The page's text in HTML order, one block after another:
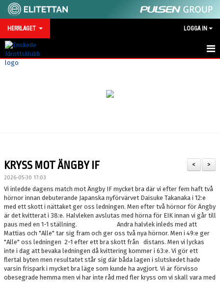
HERRLAGET LOGGA IN
HEM
BILDGALLERI
TRÄNINGSMATCHER 2026
KONTAKT
PARTNER
PLACERINGAR I DIV 2/DIV 1
>
<
KRYSS MOT ÄNGBY IF
2026-05-30 17:03
Vi inledde dagens match mot Ängby IF mycket bra där vi efter fem haft två
hörnor innan debuterande Japanska nyförvärvet Daisuke Takanaka i 12:e
med ett skott i nättaket ger oss ledningen. Men efter två hörnor för Ängby
är det kvitterat i 38:e. Halvleken avslutas med hörna för EIK innan vi går till
paus med en 1-1 ställning. Andra halvlek inleds med att
Mattias och "Alle" tar sig fram och ger oss två nya hörnor. Men i 49:e ger
"Alle" oss ledningen 2-1 efter ett bra skott från distans. Men vi lyckas
inte i dag att bevaka ledningen då kvittering kommer i 63:e. Vi gör ett
flertal byten men resultatet står sig där båda lagen i slutskedet hade
varsin frispark i mycket bra läge som kunde ha avgjort. Vi är förvisso
obesegrade hemma men vi har inte råd med fler kryss om vi skall vara med